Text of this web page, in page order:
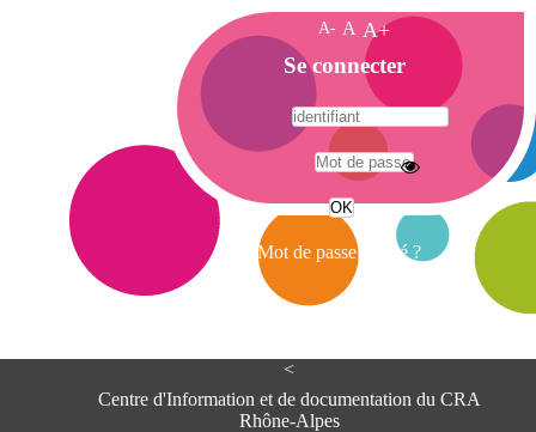
<
Centre d'Information et de documentation du CRA
Rhône-Alpes
A- A A+
A
c
c
e
i
Se connecter
Mot de passe oublié ?
A
e
e